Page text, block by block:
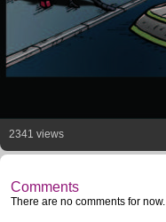
2341 views
Comments
There are no comments for now.